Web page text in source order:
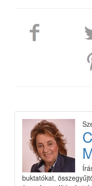
buktatókat,